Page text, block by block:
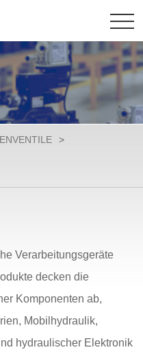
>
Verarbeitungsgeräte
decken die
Komponenten ab,
Mobilhydraulik,
hydraulischer Elektronik